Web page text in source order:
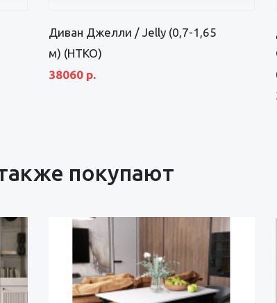
Диван Джелли / Jelly (0,7-1,65
м) (НТКО)
38060 р.
покупают